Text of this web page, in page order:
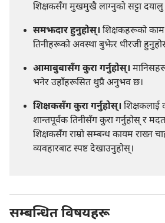
शिक्षकसँग मुखमुखै लाग्नुको सट्टा दयालु
समझदार हुनुहोस्‌। शिक्षकहरूको काम
तिनीहरूको अवस्था बुझेर धीरजी
आमाबुबासँग कुरा गर्नुहोस्‌।
भनेर उहाँहरूसित थुप्रै अनुभव छ।
शिक्षकसँग कुरा गर्नुहोस्‌। शिक्षकलाई
शान्तपूर्वक तिनीसँग कुरा गर्नुहोस्‌ र
शिक्षकसँग राम्रो सम्बन्ध कायम राख्न
व्यवहारबाट स्पष्ट देखाउनुहोस्‌।
सम्बन्धित विषयहरू